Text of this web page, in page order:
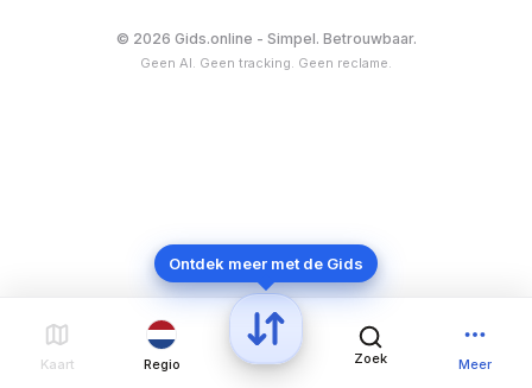
© 2026 Gids.online - Simpel. Betrouwbaar.
Geen AI. Geen tracking. Geen reclame.
Kaart Regio
Ontdek meer met de Gids
Zoek Meer